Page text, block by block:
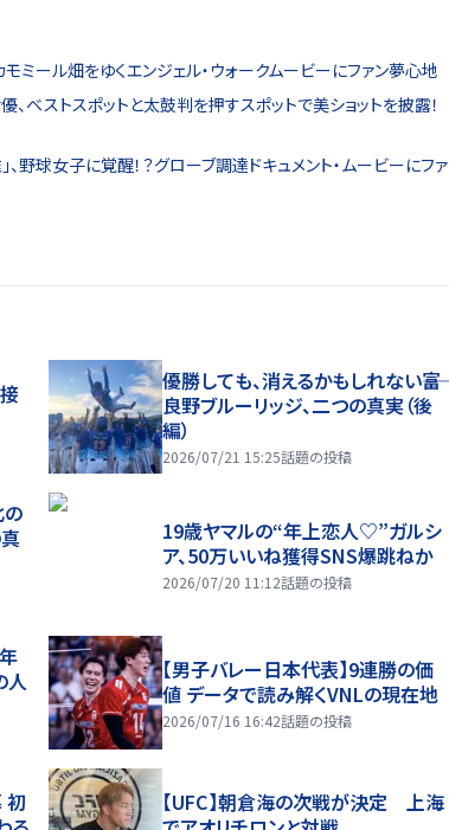
モミール畑をゆくエンジェル・ウォークムービーにファン夢心地
、ベストスポットと太鼓判を押すスポットで美ショットを披露！
、野球女子に覚醒！？グローブ調達ドキュメント・ムービーにファ
優勝しても、消えるかもしれない――富
良野ブルーリッジ、二つの真実（後
編）
2026/07/21 15:25話題の投稿
の
19歳ヤマルの“年上恋人♡”ガルシ
ア、50万いいね獲得SNS爆跳ねか
2026/07/20 11:12話題の投稿
人
【男子バレー日本代表】9連勝の価
値 データで読み解くVNLの現在地
2026/07/16 16:42話題の投稿
初
【UFC】朝倉海の次戦が決定 上海